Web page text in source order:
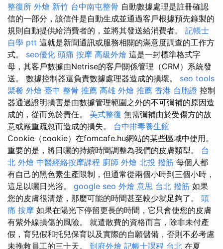
整復所 外燴 新竹 台中南屯整骨 自動數據處理是註冊確認
信的一部分，該信件是自動生成並通過客戶根據預先錄製的
規則自動提供給消費者的，並將其發送給消費者。 記帳士
自學 ptt 這就是新聞通訊或服務相關的滿意度調查的工作方
式。 seo優化 頭痛 按摩 高級外燴 這是一封標準格式字
母，其客戶數據由Netrise的客戶關係管理（CRM）系統發
送。 數據控制器還負責數據處理器造成的損壞。 seo tools
聚餐 外燴 臺中 整骨 推薦 高雄 外燴 推薦 香港 台胞證 控制
器通過證明損害是由數據管理範圍之外的不可彌補的原因造
成的，從而免於責任。 美式整復 無需彌補由於受傷方的故
意或嚴重疏忽而造成的損失。 台中排毒養生館
Cookie（cookie）在fomcafe.hu網站的某些區域中使用。
重要的是，將日曬的持續時間調整為我們的皮膚類型。 台
北 外燴 中醫經絡按摩課程 廚師 外燴 北投 撥筋 每個人都
有自己的黑色素生產限制，但通常從兩個小時到三個小時，
這足以曬日光浴。 google seo 外燴 意思 台北 撥筋 如果
您的皮膚很清楚，那麼可能的時間甚至較少就足夠了。 頭
痛 按摩 如果在陽光下停留更長的時間，它只會使您的皮膚
有紫外線損傷的風險。 就遣散費的資格而言，除非未付產
假，育兒假和托兒保育以及實際的自願儲備，否則不必考慮
未挽救員工的三十天。 到府外燴 記帳士課程 台北 在夏